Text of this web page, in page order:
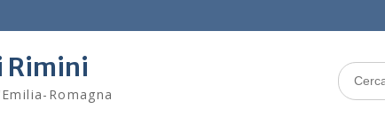
Rimini
Romagna
Search
for: